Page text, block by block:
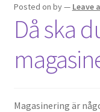
Posted on by— Leave
Då ska
Magasinering är